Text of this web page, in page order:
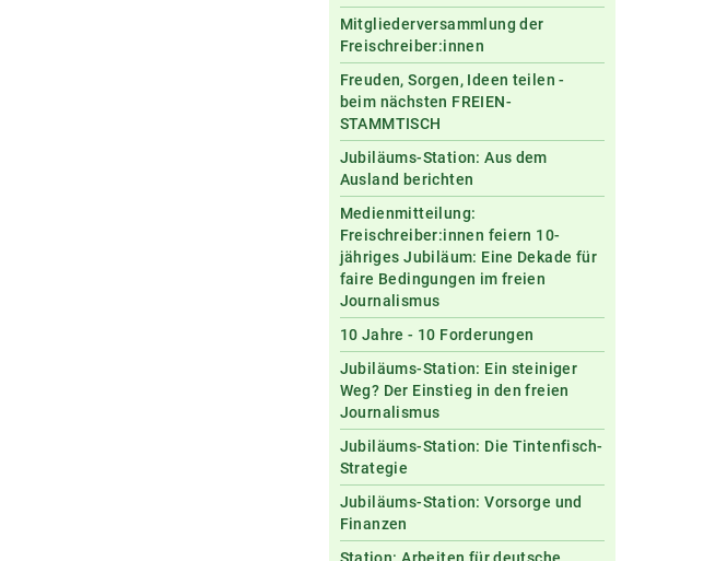
Mitgliederversammlung der
Freischreiber:innen
Freuden, Sorgen, Ideen teilen -
beim nächsten FREIEN-
STAMMTISCH
Jubiläums-Station: Aus dem
Ausland berichten
Medienmitteilung:
Freischreiber:innen feiern 10-
jähriges Jubiläum: Eine Dekade für
faire Bedingungen im freien
Journalismus
10 Jahre - 10 Forderungen
Jubiläums-Station: Ein steiniger
Weg? Der Einstieg in den freien
Journalismus
Jubiläums-Station: Die Tintenfisch-
Strategie
Jubiläums-Station: Vorsorge und
Finanzen